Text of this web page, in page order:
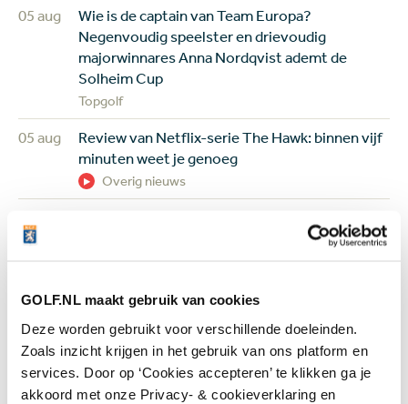
GOLF.NL maakt gebruik van cookies
Deze worden gebruikt voor verschillende doeleinden.
Zoals inzicht krijgen in het gebruik van ons platform en
services. Door op ‘Cookies accepteren’ te klikken ga je
akkoord met onze Privacy- & cookieverklaring en
05 aug
Wie is de captain van Team Europa?
Negenvoudig speelster en drievoudig
majorwinnares Anna Nordqvist ademt de
Solheim Cup
Topgolf
05 aug
Review van Netflix-serie The Hawk: binnen vijf
minuten weet je genoeg
Overig nieuws
Meest gelezen